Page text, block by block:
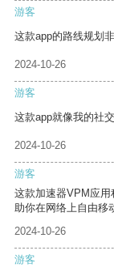
游客
这款app的路线规划
2024-10-26
游客
这款app就像我的社
2024-10-26
游客
这款加速器VPM应
助你在网络上自由移
2024-10-26
游客